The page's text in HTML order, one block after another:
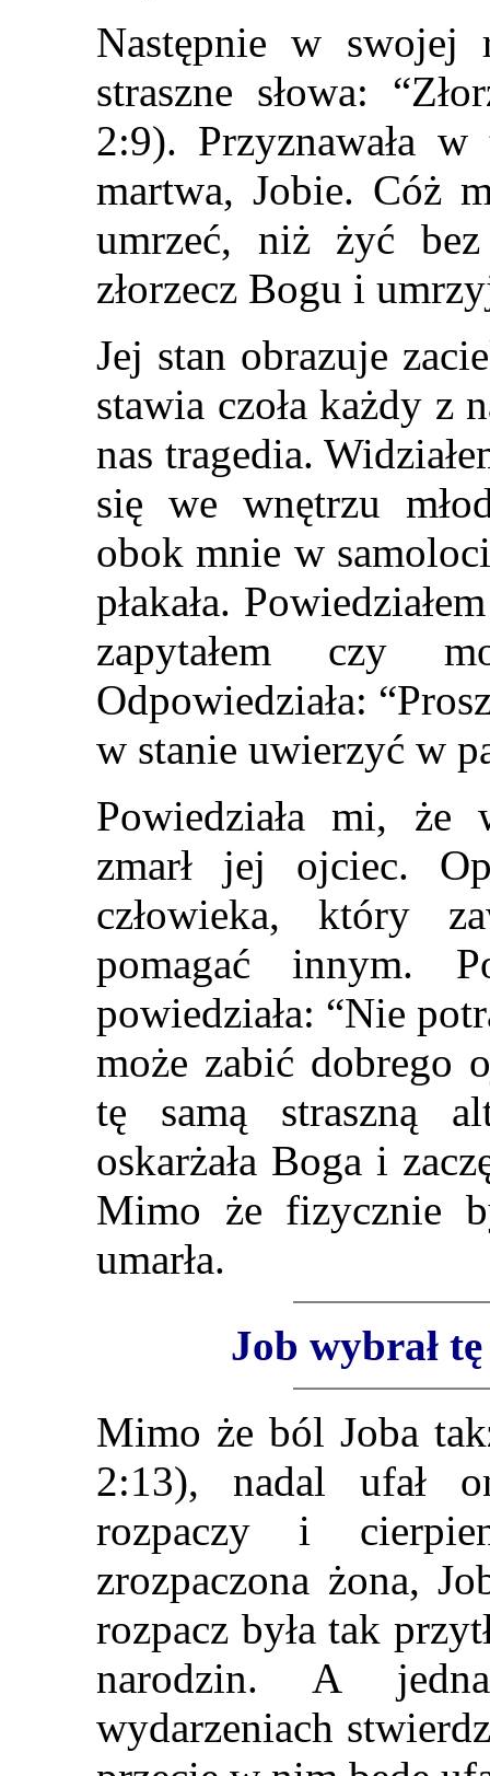
Następnie w swojej
straszne słowa:
2:9). Przyznawała
martwa, Jobie. Cóż
umrzeć, niż żyć
złorzecz Bogu i
Jej stan obrazuje
stawia czoła każdy z
nas tragedia.
się we wnętrzu
obok mnie w
płakała.
zapytałem czy
Odpowiedziała:
w stanie uwierzyć w
Powiedziała mi, że
zmarł jej ojciec.
człowieka, który
pomagać innym.
powiedziała: “Nie
może zabić dobrego
tę samą straszną
oskarżała Boga i
Mimo że fizycznie
umarła.
Job wybrał
Mimo że ból Joba
2:13), nadal ufał
rozpaczy i
zrozpaczona żona,
rozpacz była tak
narodzin. A
wydarzeniach